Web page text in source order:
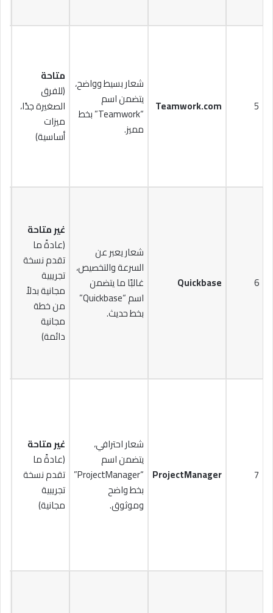
5
Teamwork.com
شعار بسيط وواضح،
يتضمن اسم
“Teamwork” بخط
مميز.
متاحة
(للفرق
الصغيرة جدًا،
ميزات
أساسية)
6
Quickbase
شعار يعبر عن
السرعة والتخصيص،
غالبًا ما يتضمن
اسم “Quickbase”
بخط حديث.
غير متاحة
(عادةً ما
تقدم نسخة
تجريبية
مجانية بدلاً
من خطة
مجانية
دائمة)
7
ProjectManager
شعار احترافي،
يتضمن اسم
“ProjectManager”
بخط واضح
وموثوق.
غير متاحة
(عادةً ما
تقدم نسخة
تجريبية
مجانية)